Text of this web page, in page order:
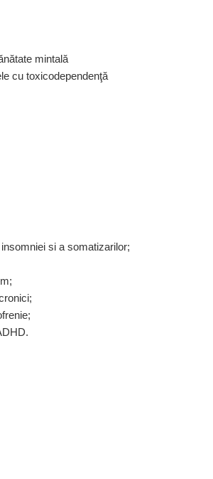
mintală
cu toxicodependenţă
si a somatizarilor;